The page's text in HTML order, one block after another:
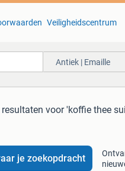
Veiligheidscentrum
Antiek | Emaille
voor 'koffie thee
je zoekopdracht